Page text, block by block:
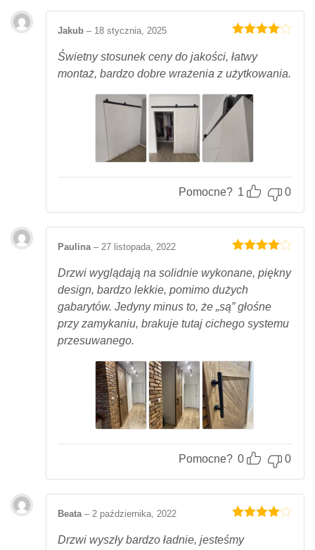
4na 5.
Jakub – 18 stycznia, 2025
Świetny stosunek ceny do jakości, łatwy
montaż, bardzo dobre wrażenia z użytkowania.
Pomocne? 1 0
4na 5.
Paulina – 27 listopada, 2022
Drzwi wyglądają na solidnie wykonane, piękny
design, bardzo lekkie, pomimo dużych
gabarytów. Jedyny minus to, że „są” głośne
przy zamykaniu, brakuje tutaj cichego systemu
przesuwanego.
Pomocne? 0 0
4na 5.
Beata – 2 października, 2022
Drzwi wyszły bardzo ładnie, jesteśmy